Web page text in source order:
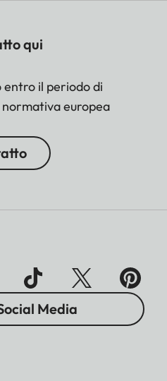
qui
il periodo di
europea
Media